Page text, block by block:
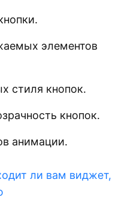
элементов
стиля кнопок.
кнопок.
анимации.
ли вам виджет,